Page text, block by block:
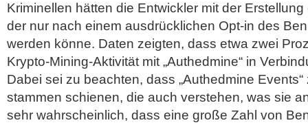
Kriminellen hätten die Entwickler mit der
der nur nach einem ausdrücklichen Opt-in des
werden könne. Daten zeigten, dass etwa zwei
Krypto-Mining-Aktivität mit „Authedmine“ in
Dabei sei zu beachten, dass „Authedmine
stammen schienen, die auch verstehen, was sie
sehr wahrscheinlich, dass eine große Zahl von